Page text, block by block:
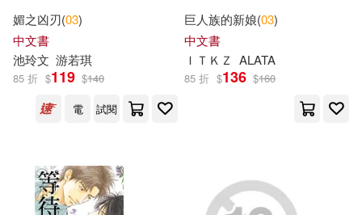
護玄(9)
赤松中學(9) 長月達平(9)
陳漢玲(9)
（美）史蒂芬·海倫伯格(9)
KADOKAWA(12)
中國大百科全書出版社(12)
勞動部(12)
媚之凶刃(03)
中文書
池玲文 游若琪
85 折 $119 $140
電
試閱
巨人族的新娘(03)
中文書
ＩＴＫＺ ALATA
85 折 $136 $160